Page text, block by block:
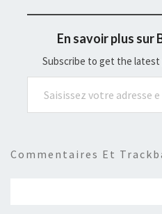
En savoir plus
Subscribe to get the
Saisissez votre adresse e-mail…
Commentaires Et